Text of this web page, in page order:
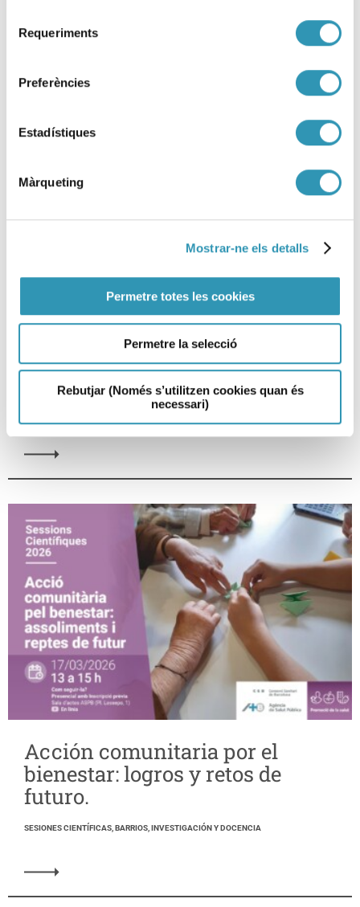
Requeriments
Preferències
Estadístiques
Màrqueting
Mostrar-ne els detalls
Permetre totes les cookies
Permetre la selecció
Rebutjar (Només s’utilitzen cookies quan és
necessari)
Vivienda, infancia y salud:
hacia un sistema de
seguimiento con perspectiva de
equidad.
SESIONES CIENTÍFICAS, INFANCIA, INVESTIGACIÓN Y DOCENCIA, LA SALUD EN
Acción comunitaria por el
bienestar: logros y retos de
futuro.
SESIONES CIENTÍFICAS, BARRIOS, INVESTIGACIÓN Y DOCENCIA